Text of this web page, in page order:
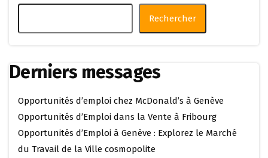
Rechercher
Derniers messages
Opportunités d’emploi chez McDonald’s à Genève
Opportunités d’Emploi dans la Vente à Fribourg
Opportunités d’Emploi à Genève : Explorez le Marché
du Travail de la Ville cosmopolite